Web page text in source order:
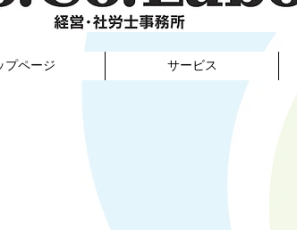
プページ サービス